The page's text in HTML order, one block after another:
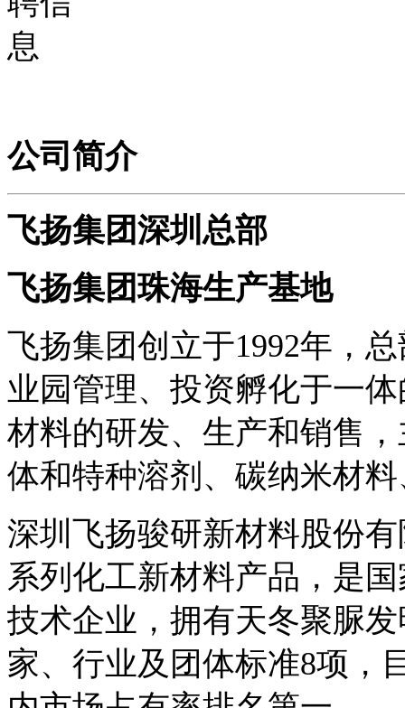
公司简介
飞扬集团深圳总部
飞扬集团珠海生产基地
飞扬集团创立于1992年，
业园管理、投资孵化于一
材料的研发、生产和销售
体和特种溶剂、碳纳米材
深圳飞扬骏研新材料股份
系列化工新材料产品，是
技术企业，拥有天冬聚脲
家、行业及团体标准8项，